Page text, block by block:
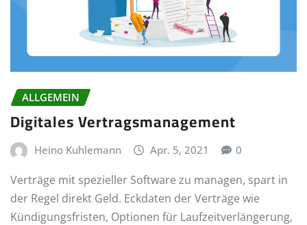
ALLGEMEIN
Digitales Vertragsmanagement
Heino Kuhlemann Apr. 5, 2021 0
Verträge mit spezieller Software zu managen, spart in
der Regel direkt Geld. Eckdaten der Verträge wie
Kündigungsfristen, Optionen für Laufzeitverlängerung,